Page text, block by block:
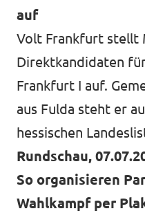
auf
Volt Frankfurt stellt
Direktkandidaten
Frankfurt I auf.
aus Fulda steht er
hessischen
Rundschau,
So organisieren
Wahlkampf per